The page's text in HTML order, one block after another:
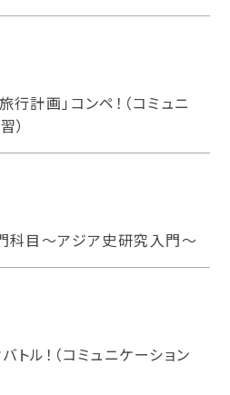
計画」コンペ！（コミュニ
）
科目～アジア史研究入門～
ル！（コミュニケーション